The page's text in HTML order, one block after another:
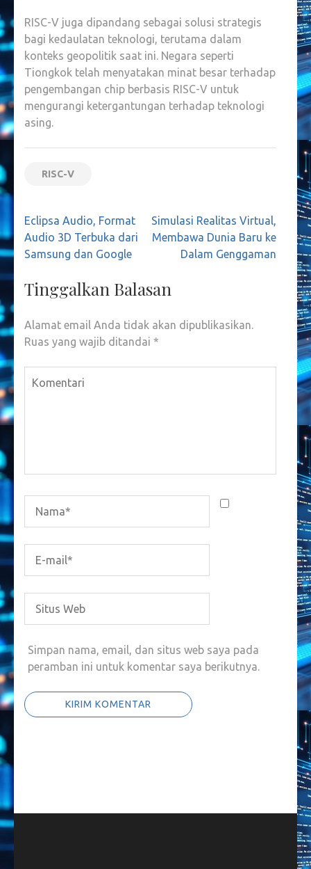
RISC-V juga dipandang sebagai solusi strategis
bagi kedaulatan teknologi, terutama dalam
konteks geopolitik saat ini. Negara seperti
Tiongkok telah menyatakan minat besar terhadap
pengembangan chip berbasis RISC-V untuk
mengurangi ketergantungan terhadap teknologi
asing.
RISC-V
Navigasi
pos
Eclipsa Audio, Format
Audio 3D Terbuka dari
Samsung dan Google
Simulasi Realitas Virtual,
Membawa Dunia Baru ke
Dalam Genggaman
Tinggalkan Balasan
Alamat email Anda tidak akan dipublikasikan.
Ruas yang wajib ditandai *
Simpan nama, email, dan situs web saya pada
peramban ini untuk komentar saya berikutnya.